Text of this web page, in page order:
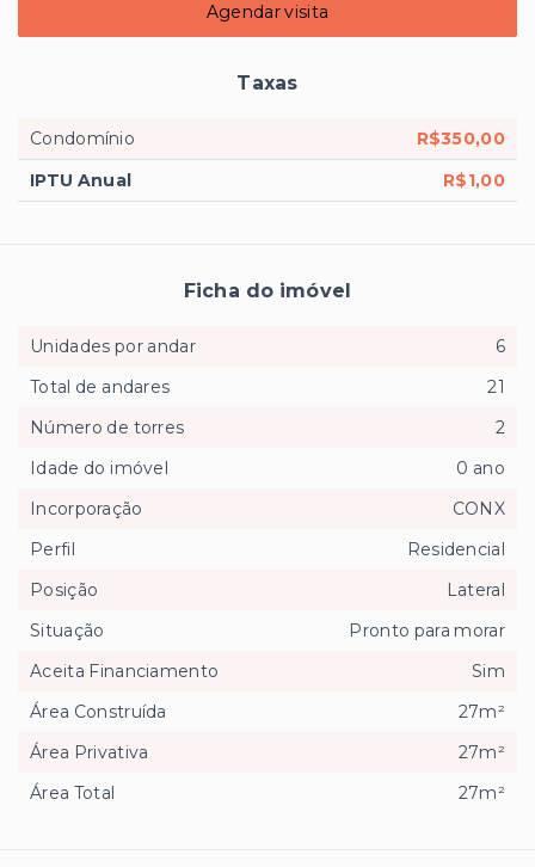
Agendar visita
Taxas
Condomínio
R$350,00
IPTU Anual
R$1,00
Ficha do imóvel
Unidades por andar
6
Total de andares
21
Número de torres
2
Idade do imóvel
0 ano
Incorporação
CONX
Perfil
Residencial
Posição
Lateral
Situação
Pronto para morar
Aceita Financiamento
Sim
Área Construída
27m²
Área Privativa
27m²
Área Total
27m²